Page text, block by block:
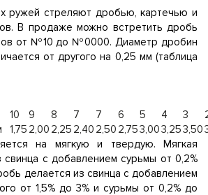
ружей стреляют дробью, картечью и
В продаже можно встретить дробь
от №10 до №0000. Диаметр дробин
от другого на 0,25 мм (таблица
10 9 8 7 7 6 5 4 3
1,75 2,00 2,25 2,40 2,50 2,753,003,253,50
на мягкую и твердую. Мягкая
с добавлением сурьмы от 0,2%
делается из свинца с добавлением
от 1,5% до 3% и сурьмы от 0,2% до